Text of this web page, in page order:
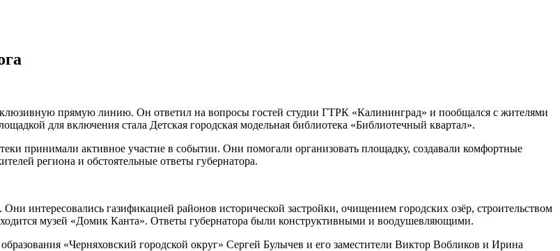
прямую линию. Он ответил на вопросы гостей студии ГТРК «Калининград» и пообщался с жителями
для включения стала Детская городская модельная библиотека «Библиотечный квартал».
принимали активное участие в событии. Они помогали организовать площадку, создавали комфортные
региона и обстоятельные ответы губернатора.
интересовались газификацией районов исторической застройки, очищением городских озёр, строительством
музей «Домик Канта». Ответы губернатора были конструктивными и воодушевляющими.
«Черняховский городской округ» Сергей Булычев и его заместители Виктор Вобликов и Ирина